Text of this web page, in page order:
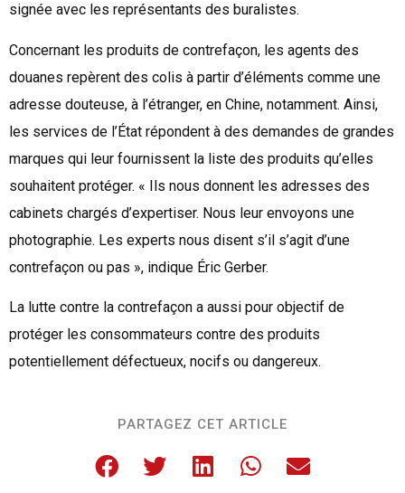
signée avec les représentants des buralistes.
Concernant les produits de contrefaçon, les agents des
douanes repèrent des colis à partir d’éléments comme une
adresse douteuse, à l’étranger, en Chine, notamment. Ainsi,
les services de l’État répondent à des demandes de grandes
marques qui leur fournissent la liste des produits qu’elles
souhaitent protéger. « Ils nous donnent les adresses des
cabinets chargés d’expertiser. Nous leur envoyons une
photographie. Les experts nous disent s’il s’agit d’une
contrefaçon ou pas », indique Éric Gerber.
La lutte contre la contrefaçon a aussi pour objectif de
protéger les consommateurs contre des produits
potentiellement défectueux, nocifs ou dangereux.
PARTAGEZ CET ARTICLE